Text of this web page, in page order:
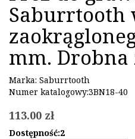
Saburrtooth
mm. Drobna
Marka: Saburrtooth
Numer katalogowy:3BN18-40
113.00 zł
Dostępność:2